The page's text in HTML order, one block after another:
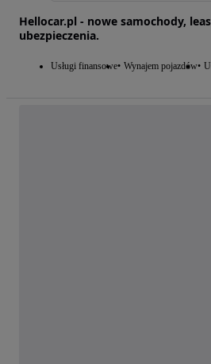
Hellocar.pl - nowe samochody,
ubezpieczenia.
Usługi finansowe Wynajem pojazdów